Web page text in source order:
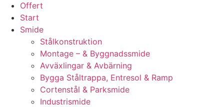
Offert
Start
Smide
Stålkonstruktion
Montage – & Byggnadssmide
Avväxlingar & Avbärning
Bygga Ståltrappa, Entresol & Ramp
Cortenstål & Parksmide
Industrismide